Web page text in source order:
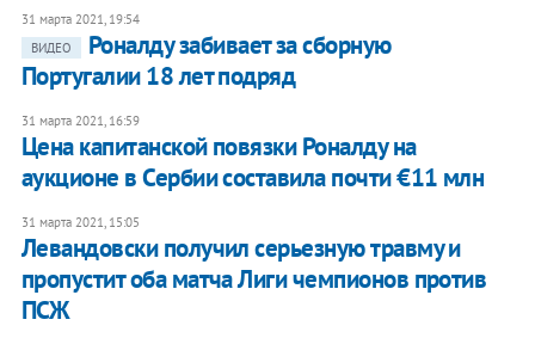
31 марта 2021, 19:54
ВИДЕО
Роналду забивает за сборную
Португалии 18 лет подряд
31 марта 2021, 16:59
Цена капитанской повязки Роналду на
аукционе в Сербии составила почти €11 млн
31 марта 2021, 15:05
Левандовски получил серьезную травму и
пропустит оба матча Лиги чемпионов против
ПСЖ